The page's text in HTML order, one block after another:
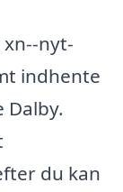
nyt-
indhente
du kan